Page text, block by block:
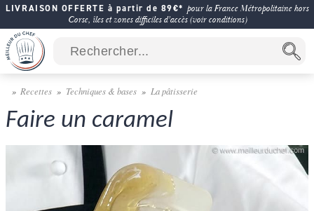
LIVRAISON OFFERTE à partir de 89€* pour la France Métropolitaine hors
Corse, îles et zones difficiles d'accès (voir conditions)
Recettes Techniques & bases La pâtisserie
Faire un caramel